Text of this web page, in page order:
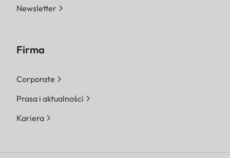
Newsletter
Firma
Corporate
Prasa i aktualności
Kariera